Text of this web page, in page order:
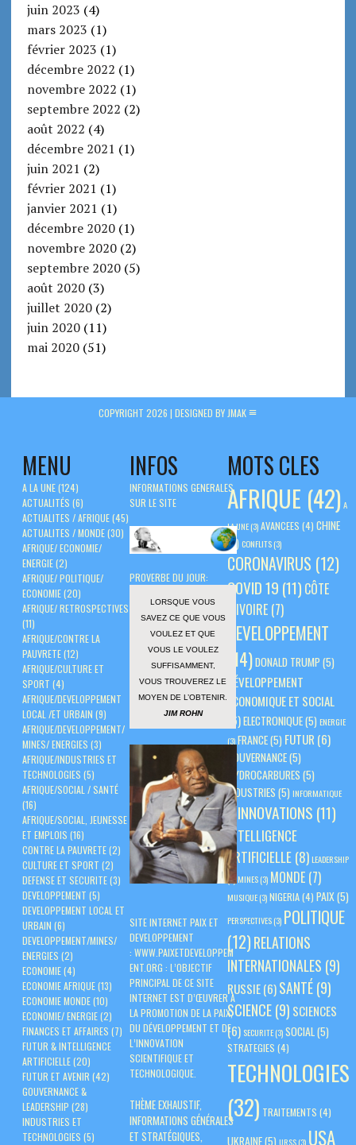
juin 2023 (4)
mars 2023 (1)
février 2023 (1)
décembre 2022 (1)
novembre 2022 (1)
septembre 2022 (2)
août 2022 (4)
décembre 2021 (1)
juin 2021 (2)
février 2021 (1)
janvier 2021 (1)
décembre 2020(1)
novembre 2020(2)
septembre 2020(5)
août 2020(3)
juillet 2020(2)
juin 2020(11)
mai 2020(51)
COPYRIGHT 2026 | DESIGNED BY JMAK
MENU
A LA UNE(124)
ACTUALITÉS (6)
ACTUALITES / AFRIQUE(45)
ACTUALITES / MONDE(30)
AFRIQUE/ ECONOMIE/
ENERGIE(2)
AFRIQUE/ POLITIQUE/
ECONOMIE(20)
AFRIQUE/ RETROSPECTIVES
(11)
AFRIQUE/CONTRE LA
PAUVRETE(12)
AFRIQUE/CULTURE ET
SPORT (4)
AFRIQUE/DEVELOPPEMENT
LOCAL /ET URBAIN (9)
AFRIQUE/DEVELOPPEMENT/
MINES/ ENERGIES (3)
AFRIQUE/INDUSTRIES ET
TECHNOLOGIES (5)
AFRIQUE/SOCIAL / SANTÉ
(16)
AFRIQUE/SOCIAL, JEUNESSE
ET EMPLOIS (16)
CONTRE LA PAUVRETE(2)
CULTURE ET SPORT (2)
DEFENSE ET SECURITE(3)
DEVELOPPEMENT (5)
DEVELOPPEMENT LOCAL ET
URBAIN (6)
DEVELOPPEMENT/MINES/
ENERGIES (2)
ECONOMIE(4)
ECONOMIE AFRIQUE(13)
ECONOMIE MONDE(10)
ECONOMIE/ ENERGIE(2)
FINANCES ET AFFAIRES (7)
FUTUR & INTELLIGENCE
ARTIFICIELLE(20)
FUTUR ET AVENIR (42)
GOUVERNANCE &
LEADERSHIP (28)
INDUSTRIES ET
TECHNOLOGIES (5)
MOTS CLES
AFRIQUE (42) A
LA UNE(3)AVANCEES (4) CHINE
(5)CONFLITS(3)
CORONAVIRUS (12)
COVID 19 (11) CÔTE
D'IVOIRE (7)
DEVELOPPEMENT
(14)DONALD TRUMP(5)
DÉVELOPPEMENT
ÉCONOMIQUE ET SOCIAL
(6)ELECTRONIQUE(5)ENERGIE
(3)FRANCE(5)FUTUR (6)
GOUVERNANCE(5)
HYDROCARBURES(5)
INDUSTRIES(5)INFORMATIQUE
(3)
INNOVATIONS (11)
INTELLIGENCE
ARTIFICIELLE (8)LEADERSHIP
(3)MINES(3) MONDE (7)
MUSIQUE(3)NIGERIA(4) PAIX(5)
PERSPECTIVES(3) POLITIQUE
(12)RELATIONS
INTERNATIONALES (9)
RUSSIE(6)SANTÉ(9)
SCIENCE(9) SCIENCES
(6) SECURITE(3)SOCIAL (5)
STRATEGIES (4)
TECHNOLOGIES
(32) TRAITEMENTS (4)
UKRAINE(5)URSS(3) USA
INFOS
INFORMATIONS GENERALES
SUR LE SITE
PROVERBE DU JOUR:
LORSQUE VOUS
SAVEZ CE QUE VOUS
VOULEZ ET QUE
VOUS LE VOULEZ
SUFFISAMMENT,
VOUS TROUVEREZ LE
MOYEN DE L’OBTENIR.
JIM ROHN
SITE INTERNET PAIX ET
DEVELOPPEMENT
:WWW.PAIXETDEVELOPPEM
ENT.ORG : L’OBJECTIF
PRINCIPAL DE CE SITE
INTERNET EST D’ŒUVRER À
LA PROMOTION DE LA PAIX,
DU DÉVELOPPEMENT ET DE
L’INNOVATION
SCIENTIFIQUE ET
TECHNOLOGIQUE.
THÈME EXHAUSTIF,
INFORMATIONS GÉNÉRALES
ET STRATÉGIQUES,